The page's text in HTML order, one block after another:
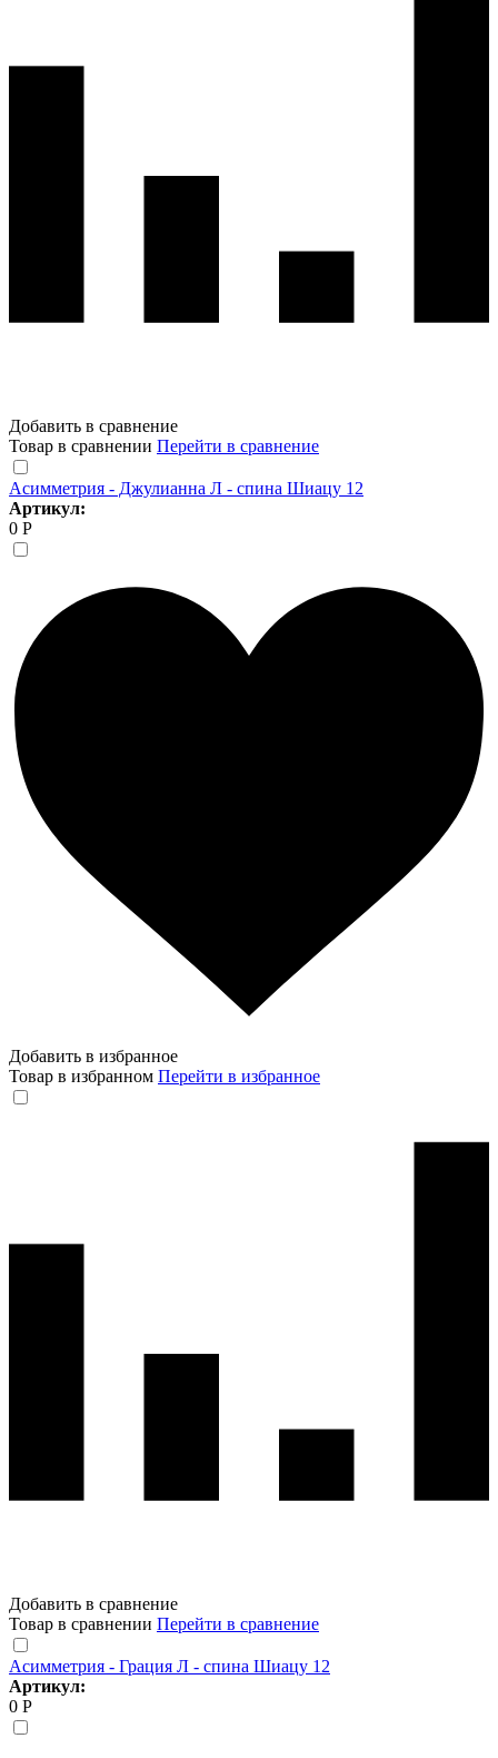
Добавить в сравнение
Товар в сравнении Перейти в сравнение
Асимметрия - Джулианна Л - спина Шиацу 12
Артикул:
0 Р
Добавить в избранное
Товар в избранном Перейти в избранное
Добавить в сравнение
Товар в сравнении Перейти в сравнение
Асимметрия - Грация Л - спина Шиацу 12
Артикул:
0 Р